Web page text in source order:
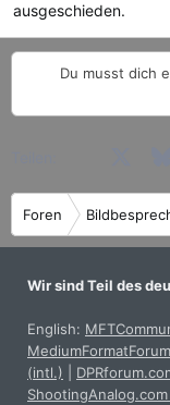
ausgeschieden.
Du musst dich
Foren
Wir sind Teil des
English:
(intl.)